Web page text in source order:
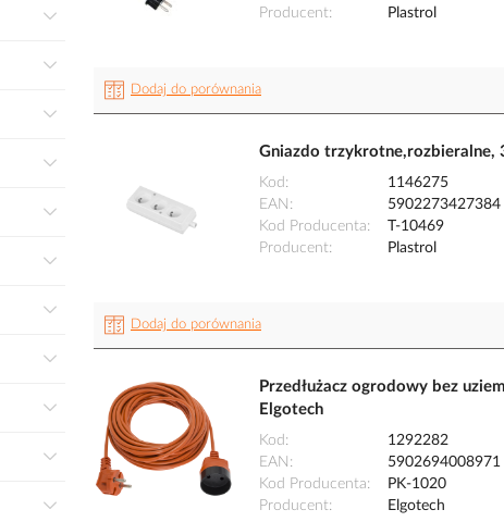
Producent
Plastrol
Dodaj do porównania
Gniazdo trzykrotne,rozbieralne,
Kod
1146275
EAN
5902273427384
Kod Producenta
T-10469
Producent
Plastrol
Dodaj do porównania
Przedłużacz ogrodowy bez
Elgotech
Kod
1292282
EAN
5902694008971
Kod Producenta
PK-1020
Producent
Elgotech